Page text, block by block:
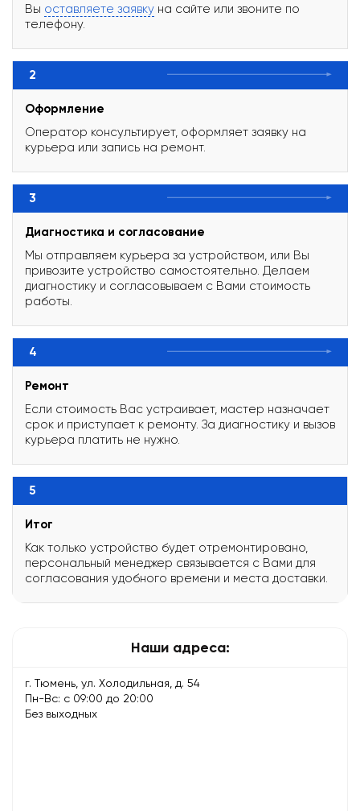
Вы оставляете заявку на сайте или звоните по
телефону.
2
Оформление
Оператор консультирует, оформляет заявку на
курьера или запись на ремонт.
3
Диагностика и согласование
Мы отправляем курьера за устройством, или Вы
привозите устройство самостоятельно. Делаем
диагностику и согласовываем с Вами стоимость
работы.
4
Ремонт
Если стоимость Вас устраивает, мастер назначает
срок и приступает к ремонту. За диагностику и вызов
курьера платить не нужно.
5
Итог
Как только устройство будет отремонтировано,
персональный менеджер связывается с Вами для
согласования удобного времени и места доставки.
Наши адреса:
г. Тюмень, ул. Холодильная, д. 54
Пн-Вс: с 09:00 до 20:00
Без выходных